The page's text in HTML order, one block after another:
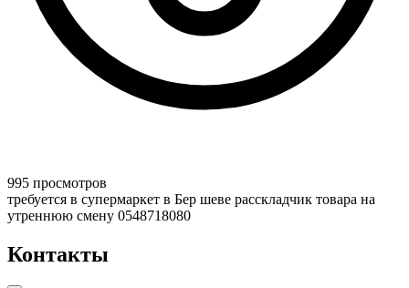
995 просмотров
требуется в супермаркет в Бер шеве расскладчик товара на
утреннюю смену 0548718080
Контакты